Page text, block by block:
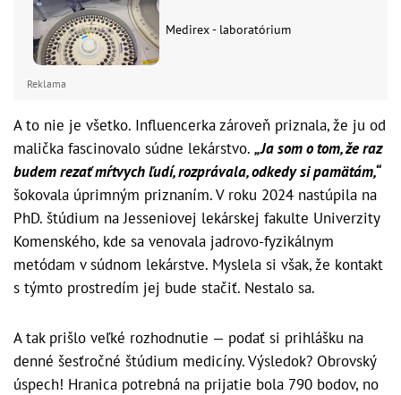
Medirex - laboratórium
Reklama
A to nie je všetko. Influencerka zároveň priznala, že ju od
malička fascinovalo súdne lekárstvo. „Ja som o tom, že raz
budem rezať mŕtvych ľudí, rozprávala, odkedy si pamätám,“
šokovala úprimným priznaním. V roku 2024 nastúpila na
PhD. štúdium na Jesseniovej lekárskej fakulte Univerzity
Komenského, kde sa venovala jadrovo-fyzikálnym
metódam v súdnom lekárstve. Myslela si však, že kontakt
s týmto prostredím jej bude stačiť. Nestalo sa.
A tak prišlo veľké rozhodnutie — podať si prihlášku na
denné šesťročné štúdium medicíny. Výsledok? Obrovský
úspech! Hranica potrebná na prijatie bola 790 bodov, no